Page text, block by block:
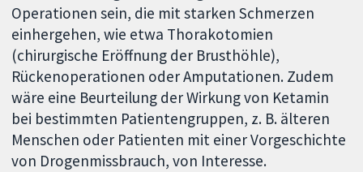
Operationen sein, die mit starken Schmerzen
einhergehen, wie etwa Thorakotomien
(chirurgische Eröffnung der Brusthöhle),
Rückenoperationen oder Amputationen. Zudem
wäre eine Beurteilung der Wirkung von Ketamin
bei bestimmten Patientengruppen, z. B. älteren
Menschen oder Patienten mit einer Vorgeschichte
von Drogenmissbrauch, von Interesse.